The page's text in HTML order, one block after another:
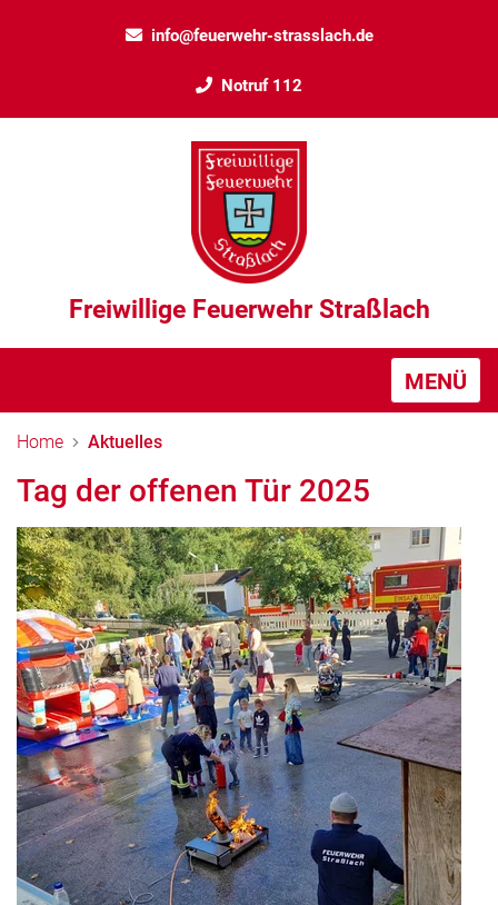
info@feuerwehr-strasslach.de
Notruf 112
Freiwillige Feuerwehr Straßlach
MENÜ
Home Aktuelles
Tag der offenen Tür 2025